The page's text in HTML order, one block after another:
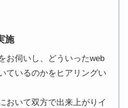
施
お伺いし、どういったweb
ているのかをヒアリングい
おいて双方で出来上がりイ